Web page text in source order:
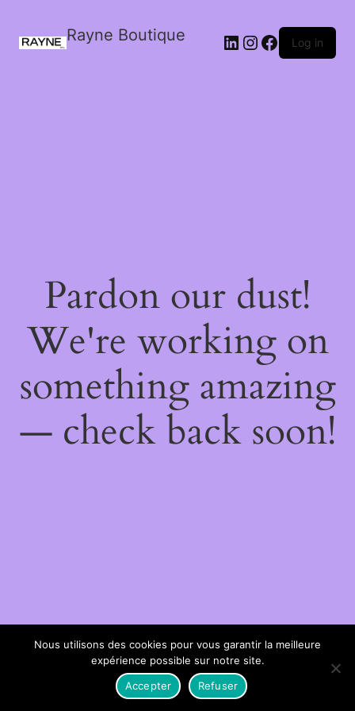
Rayne Boutique Log in
Pardon our dust!
We're working on
something amazing
— check back soon!
Nous utilisons des cookies pour vous garantir la meilleure
expérience possible sur notre site.
Accepter
Refuser